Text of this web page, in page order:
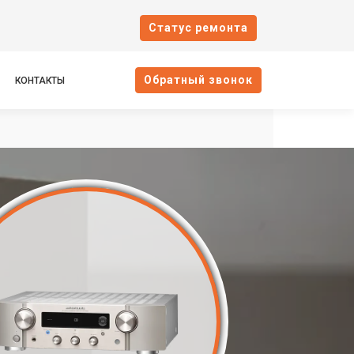
Cтатус ремонта
КОНТАКТЫ Oбратный звонок